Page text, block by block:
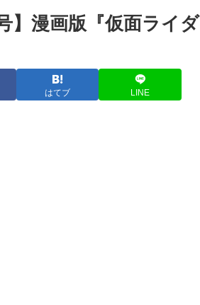
とができないと判断した作家は
バ過ぎる。お前ら元ネタ分かるか
【朗報】ドラゴンボール超さん
】漫画版『仮面ライ
はてブ LINE